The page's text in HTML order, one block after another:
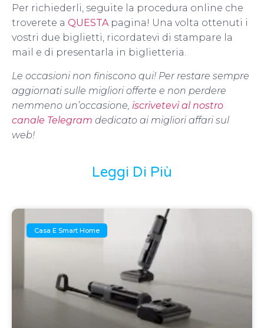
Per richiederli, seguite la procedura online che
troverete a QUESTA pagina! Una volta ottenuti i
vostri due biglietti, ricordatevi di stampare la
mail e di presentarla in biglietteria.
Le occasioni non finiscono qui! Per restare sempre
aggiornati sulle migliori offerte e non perdere
nemmeno un’occasione, iscrivetevi al nostro
canale Telegram dedicato ai migliori affari sul
web!
Leggi Di Più
Casa E Smart Home